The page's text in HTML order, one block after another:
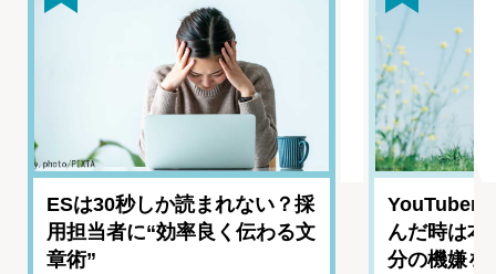
ESは30秒しか読まれない？採
用担当者に“効率良く伝わる文
章術”
YouTuber
んだ時は
分の機嫌を